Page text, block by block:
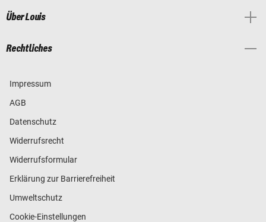
Über Louis
Rechtliches
Impressum
AGB
Datenschutz
Widerrufsrecht
Widerrufsformular
Erklärung zur Barrierefreiheit
Umweltschutz
Cookie-Einstellungen